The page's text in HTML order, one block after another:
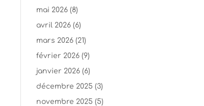
mai 2026 (8)
avril 2026 (6)
mars 2026 (21)
février 2026 (9)
janvier 2026 (6)
décembre 2025 (3)
novembre 2025 (5)